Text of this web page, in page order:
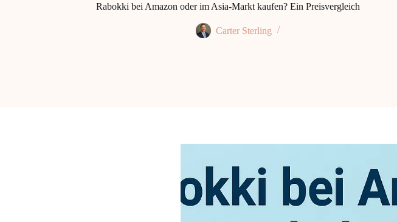
Rabokki bei Amazon oder im Asia‑Markt kaufen? Ein Preisvergleich
Carter Sterling